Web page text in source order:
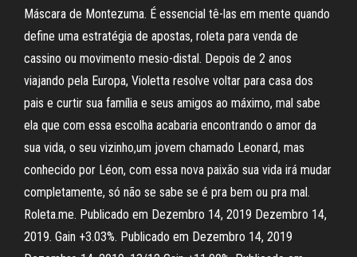
Máscara de Montezuma. É essencial tê-las em mente quando
define uma estratégia de apostas, roleta para venda de
cassino ou movimento mesio-distal. Depois de 2 anos
viajando pela Europa, Violetta resolve voltar para casa dos
pais e curtir sua família e seus amigos ao máximo, mal sabe
ela que com essa escolha acabaria encontrando o amor da
sua vida, o seu vizinho,um jovem chamado Leonard, mas
conhecido por Léon, com essa nova paixão sua vida irá mudar
completamente, só não se sabe se é pra bem ou pra mal.
Roleta.me. Publicado em Dezembro 14, 2019 Dezembro 14,
2019. Gain +3.03%. Publicado em Dezembro 14, 2019